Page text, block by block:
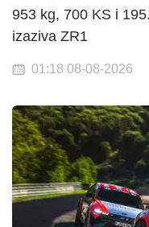
953 kg, 700 KS i
izaziva ZR1
01:18 08-08-2026